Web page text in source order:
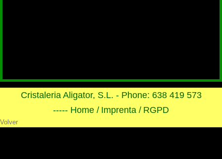
Cristaleria Aligator, S.L. - Phone: 638 419 573
----- Home / Imprenta / RGPD
Volver